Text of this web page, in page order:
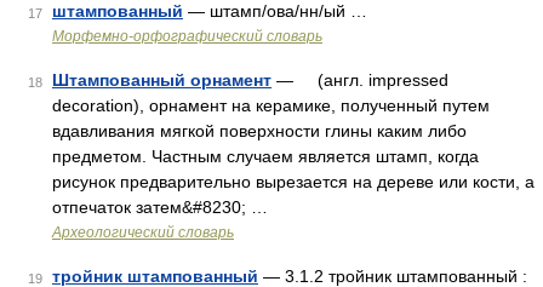
17 штампованный — штамп/ова/нн/ый …
Морфемно-орфографический словарь
18 Штампованный орнамент — (англ. impressed
decoration), орнамент на керамике, полученный путем
вдавливания мягкой поверхности глины каким либо
предметом. Частным случаем является штамп, когда
рисунок предварительно вырезается на дереве или кости, а
отпечаток затем&#8230; …
Археологический словарь
19 тройник штампованный — 3.1.2 тройник штампованный :